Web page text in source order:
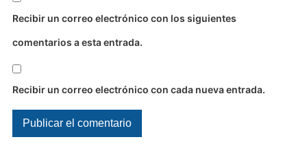
Recibir un correo electrónico con los siguientes
comentarios a esta entrada.
Recibir un correo electrónico con cada nueva entrada.